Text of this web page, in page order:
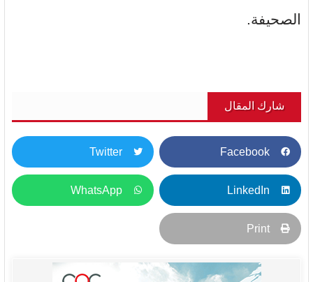
الصحيفة.
شارك المقال
Facebook
Twitter
LinkedIn
WhatsApp
Print